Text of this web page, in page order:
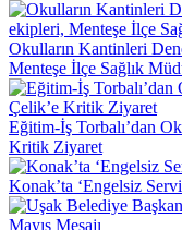
Okulların Kantinleri
Menteşe İlçe Sağlık
Eğitim-İş Torbalı’dan
Kritik Ziyaret
Konak’ta ‘Engelsiz